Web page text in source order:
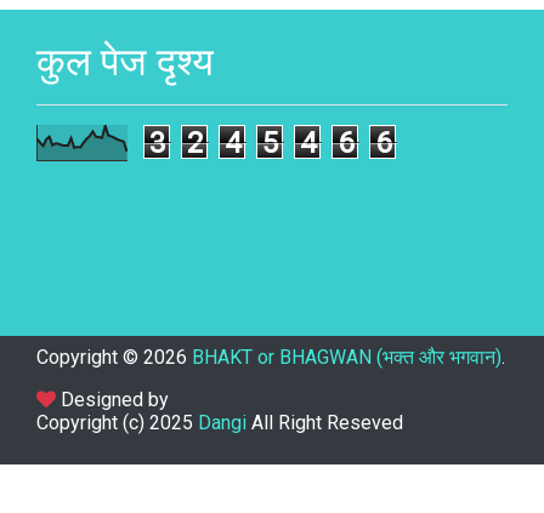
कुल पेज दृश्य
3 2 4 5 4 6 6
Copyright © 2026 BHAKT or BHAGWAN (भक्त और भगवान).
Designed by
Copyright (c) 2025 Dangi All Right Reseved